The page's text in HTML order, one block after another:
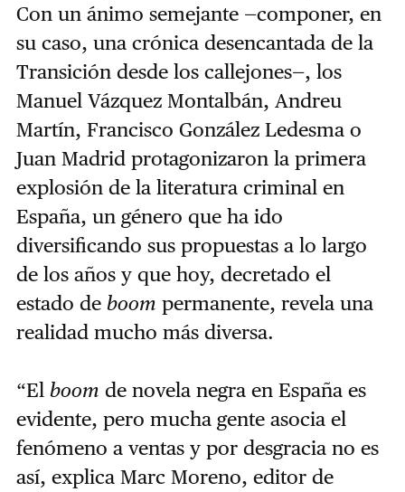
Con un ánimo semejante —componer, en
su caso, una crónica desencantada de la
Transición desde los callejones—, los
Manuel Vázquez Montalbán, Andreu
Martín, Francisco González Ledesma o
Juan Madrid protagonizaron la primera
explosión de la literatura criminal en
España, un género que ha ido
diversificando sus propuestas a lo largo
de los años y que hoy, decretado el
estado de boom permanente, revela una
realidad mucho más diversa.
“El boom de novela negra en España es
evidente, pero mucha gente asocia el
fenómeno a ventas y por desgracia no es
así, explica Marc Moreno, editor de